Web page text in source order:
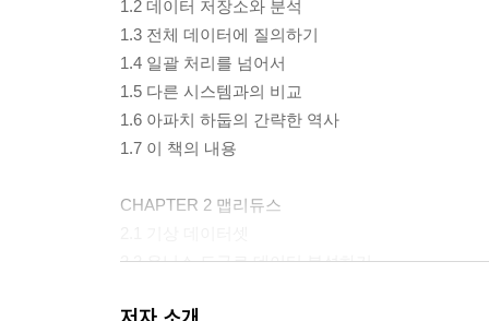
1.2 데이터 저장소와 분석
1.3 전체 데이터에 질의하기
1.4 일괄 처리를 넘어서
1.5 다른 시스템과의 비교
1.6 아파치 하둡의 간략한 역사
1.7 이 책의 내용
CHAPTER 2 맵리듀스
2.2 유닉스 도구로 데이터 분석하기